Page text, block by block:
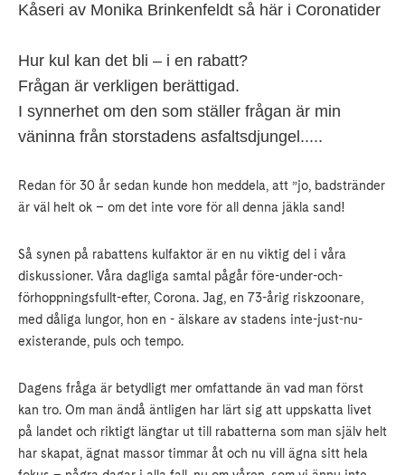
Kåseri av Monika Brinkenfeldt så här i Coronatider
Hur kul kan det bli – i en rabatt?
Frågan är verkligen berättigad.
I synnerhet om den som ställer frågan är min
väninna från storstadens asfaltsdjungel.....
Redan för 30 år sedan kunde hon meddela, att ”jo, badstränder
är väl helt ok – om det inte vore för all denna jäkla sand!
Så synen på rabattens kulfaktor är en nu viktig del i våra
diskussioner. Våra dagliga samtal pågår före-under-och-
förhoppningsfullt-efter, Corona. Jag, en 73-årig riskzoonare,
med dåliga lungor, hon en - älskare av stadens inte-just-nu-
existerande, puls och tempo.
Dagens fråga är betydligt mer omfattande än vad man först
kan tro. Om man ändå äntligen har lärt sig att uppskatta livet
på landet och riktigt längtar ut till rabatterna som man själv helt
har skapat, ägnat massor timmar åt och nu vill ägna sitt hela